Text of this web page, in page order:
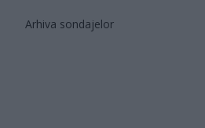
Arhiva sondajelor